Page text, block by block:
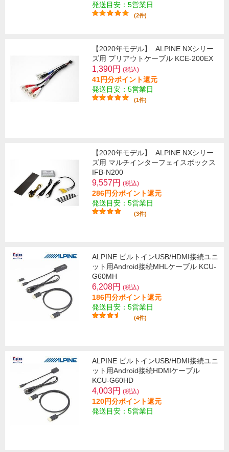
発送目安：5営業日
(2件)
【2020年モデル】
ALPINE NXシリー
ズ用 プリアウトケーブル KCE-200EX
1,390円 (税込)
41円分ポイント還元
発送目安：5営業日
(1件)
【2020年モデル】
ALPINE NXシリー
ズ用 マルチインターフェイスボックス
IFB-N200
9,557円 (税込)
286円分ポイント還元
発送目安：5営業日
(3件)
ALPINE ビルトインUSB/HDMI接続ユニ
ット用Android接続MHLケーブル KCU-
G60MH
6,208円 (税込)
186円分ポイント還元
発送目安：5営業日
(4件)
ALPINE ビルトインUSB/HDMI接続ユニ
ット用Android接続HDMIケーブル
KCU-G60HD
4,003円 (税込)
120円分ポイント還元
発送目安：5営業日